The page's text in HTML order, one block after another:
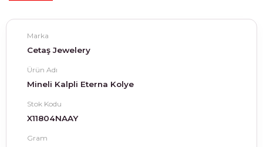
Marka
Cetaş Jewelery
Ürün Adı
Mineli Kalpli Eterna Kolye
Stok Kodu
X11804NAAY
Gram